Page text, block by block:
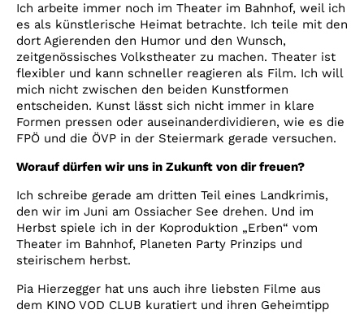
Ich arbeite immer noch im Theater im Bahnhof, weil ich
es als künstlerische Heimat betrachte. Ich teile mit den
dort Agierenden den Humor und den Wunsch,
zeitgenössisches Volkstheater zu machen. Theater ist
flexibler und kann schneller reagieren als Film. Ich will
mich nicht zwischen den beiden Kunstformen
entscheiden. Kunst lässt sich nicht immer in klare
Formen pressen oder auseinanderdividieren, wie es die
FPÖ und die ÖVP in der Steiermark gerade versuchen.
Worauf dürfen wir uns in Zukunft von dir freuen?
Ich schreibe gerade am dritten Teil eines Landkrimis,
den wir im Juni am Ossiacher See drehen. Und im
Herbst spiele ich in der Koproduktion „Erben“ vom
Theater im Bahnhof, Planeten Party Prinzips und
steirischem herbst.
Pia Hierzegger hat uns auch ihre liebsten Filme aus
dem KINO VOD CLUB kuratiert und ihren Geheimtipp